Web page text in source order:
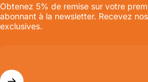
Obtenez 5% de remise sur votre
abonnant à la newsletter. Recevez
exclusives.